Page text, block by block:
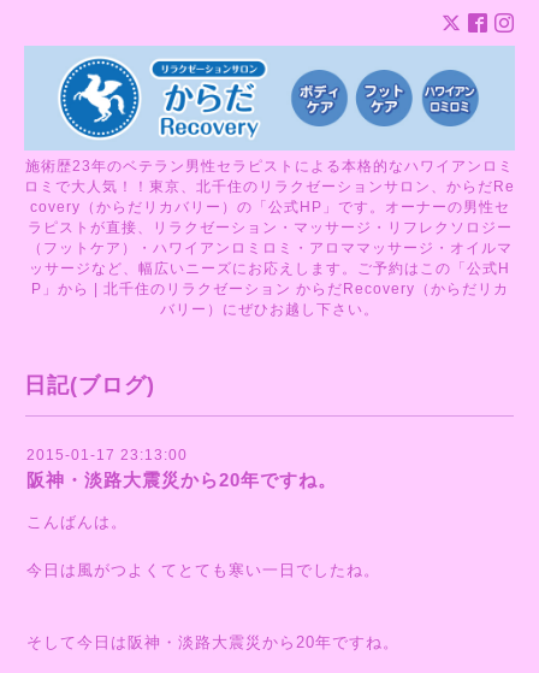
施術歴23年のベテラン男性セラピストによる本格的なハワイアンロミ
ロミで大人気！！東京、北千住のリラクゼーションサロン、からだRe
covery（からだリカバリー）の「公式HP」です。オーナーの男性セ
ラピストが直接、リラクゼーション・マッサージ・リフレクソロジー
（フットケア）・ハワイアンロミロミ・アロママッサージ・オイルマ
ッサージなど、幅広いニーズにお応えします。ご予約はこの「公式H
P」から | 北千住のリラクゼーション からだRecovery（からだリカ
バリー）にぜひお越し下さい。
日記(ブログ)
2015-01-17 23:13:00
阪神・淡路大震災から20年ですね。
こんばんは。
今日は風がつよくてとても寒い一日でしたね。
そして今日は阪神・淡路大震災から20年ですね。